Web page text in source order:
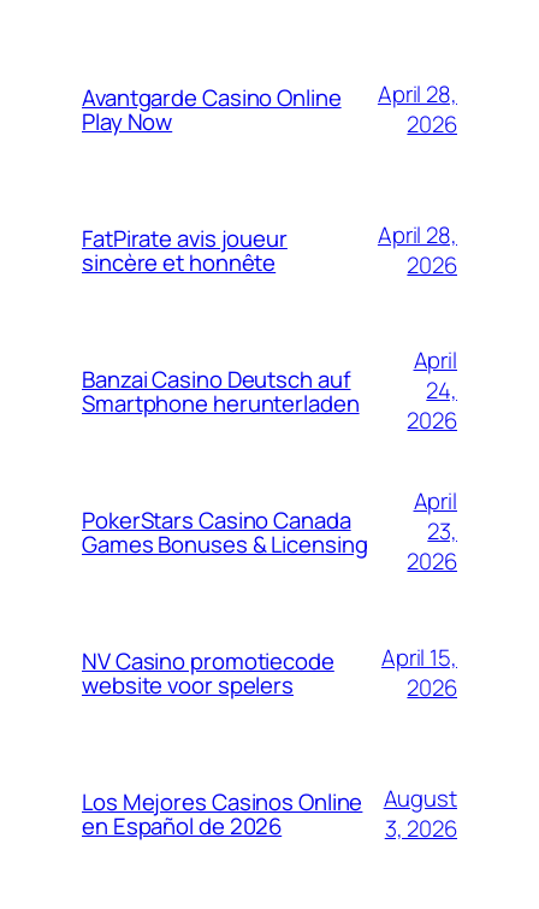
Avantgarde Casino Online
Play Now
April 28,
2026
FatPirate avis joueur
sincère et honnête
April 28,
2026
Banzai Casino Deutsch auf
Smartphone herunterladen
April
24,
2026
PokerStars Casino Canada
Games Bonuses & Licensing
April
23,
2026
NV Casino promotiecode
website voor spelers
April 15,
2026
Los Mejores Casinos Online
en Español de 2026
August
3, 2026